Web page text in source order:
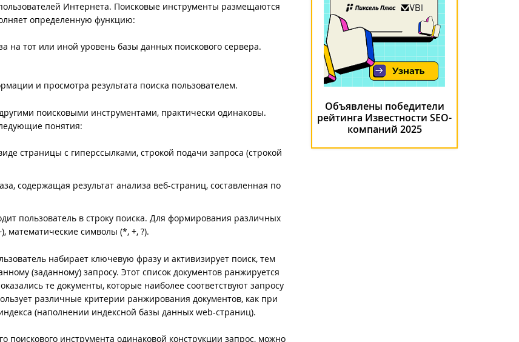
Интернета. Поисковые инструменты размещаются
определенную функцию:
на тот или иной уровень базы данных поискового сервера.
и просмотра результата поиска пользователем.
поисковыми инструментами, практически одинаковы.
понятия:
страницы с гиперссылками, строкой подачи запроса (строкой
содержащая результат анализа веб-страниц, составленная по
пользователь в строку поиска. Для формирования различных
математические символы (*, +, ?).
набирает ключевую фразу и активизирует поиск, тем
(заданному) запросу. Этот список документов ранжируется
те документы, которые наиболее соответствуют запросу
различные критерии ранжирования документов, как при
(наполнении индексной базы данных web-страниц).
поискового инструмента одинаковой конструкции запрос, можно
Объявлены победители
рейтинга Известности SEO-
компаний 2025